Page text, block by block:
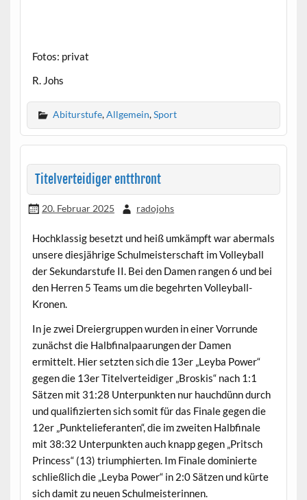
Fotos: privat
R. Johs
Abiturstufe,Allgemein,Sport
Titelverteidiger entthront
20. Februar 2025 radojohs
Hochklassig besetzt und heiß umkämpft war abermals
unsere diesjährige Schulmeisterschaft im Volleyball
der Sekundarstufe II. Bei den Damen rangen 6 und bei
den Herren 5 Teams um die begehrten Volleyball-
Kronen.
In je zwei Dreiergruppen wurden in einer Vorrunde
zunächst die Halbfinalpaarungen der Damen
ermittelt. Hier setzten sich die 13er „Leyba Power“
gegen die 13er Titelverteidiger „Broskis“ nach 1:1
Sätzen mit 31:28 Unterpunkten nur hauchdünn durch
und qualifizierten sich somit für das Finale gegen die
12er „Punktelieferanten“, die im zweiten Halbfinale
mit 38:32 Unterpunkten auch knapp gegen „Pritsch
Princess“ (13) triumphierten. Im Finale dominierte
schließlich die „Leyba Power“ in 2:0 Sätzen und kürte
sich damit zu neuen Schulmeisterinnen.